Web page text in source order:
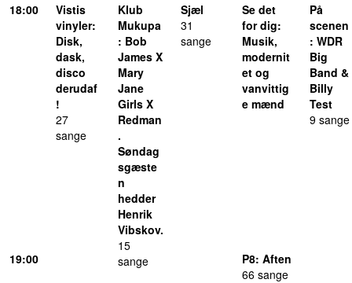
18:00
Vistis
vinyler:
Disk,
dask,
disco
derudaf
!
27
sange
Klub
Mukupa
: Bob
James X
Mary
Jane
Girls X
Redman
.
Søndag
sgæste
n
hedder
Henrik
Vibskov.
15
sange
Sjæl
31
sange
Se det
for dig:
Musik,
modernit
et og
vanvittig
e mænd
På
scenen
: WDR
Big
Band &
Billy
Test
9 sange
19:00 P8: Aften
66 sange